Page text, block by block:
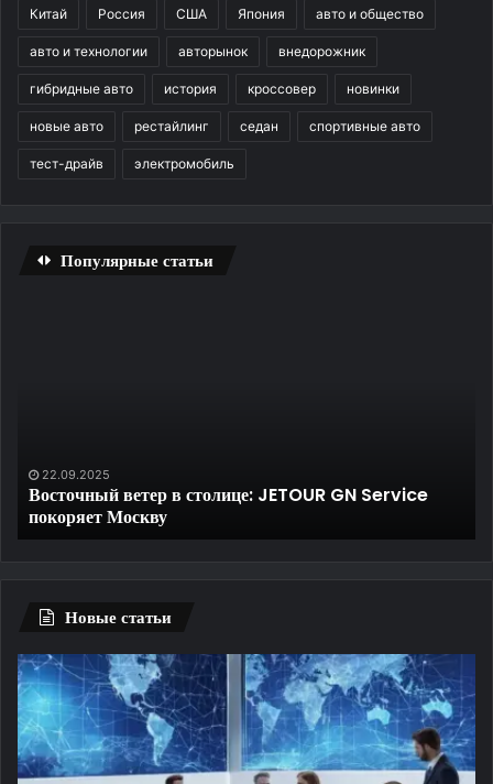
Китай Россия США Япония авто и общество
авто и технологии авторынок внедорожник
гибридные авто история кроссовер новинки
новые авто рестайлинг седан спортивные авто
тест-драйв электромобиль
Популярные статьи
как
зачем
выполняют
27.01.2026
Трещина на лобовом стекле — не приговор: как и
зачем выполняют ремонт
Новые статьи